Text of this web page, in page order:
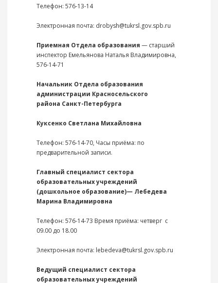
Телефон: 576-13-14
Электронная почта: drobysh@tukrsl.gov.spb.ru
Приемная Отдела образования — старший
инспектор Емельянова Наталья Владимировна,
576-14-71
Начальник Отдела образования
администрации Красносельского
района Санкт-Петербурга
Куксенко Светлана Михайловна
Телефон: 576-14-70, Часы приёма: по
предварительной записи.
Главный специалист сектора
образовательных учреждений
(дошкольное образование)— Лебедева
Марина Владимировна
Телефон: 576-14-73 Время приёма: четверг с
09.00 до 18.00
Электронная почта: lebedeva@tukrsl.gov.spb.ru
Ведущий специалист сектора
образовательных учреждений